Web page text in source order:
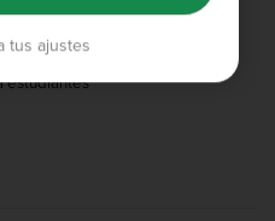
estudiantes
tus ajustes